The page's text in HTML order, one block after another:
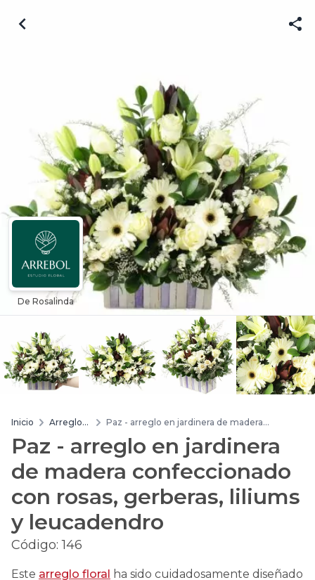
De Rosalinda
Inicio
Arreglos
Paz - arreglo en jardinera de madera
leucadendro
Paz - arreglo en jardinera
de madera confeccionado
con rosas, gerberas, liliums
y leucadendro
Código:146
Este arreglo floral ha sido cuidadosamente diseñado